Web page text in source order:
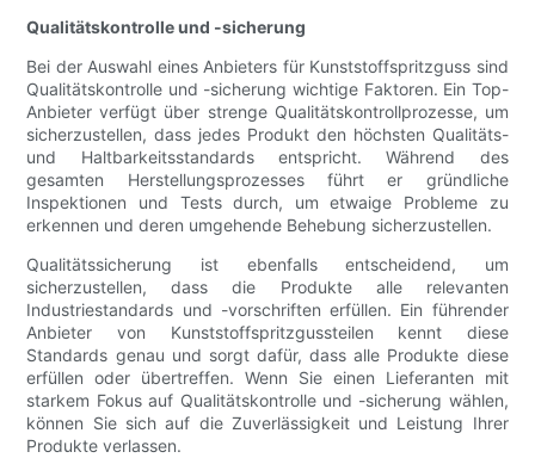
Qualitätskontrolle und -sicherung
Bei der Auswahl eines Anbieters für Kunststoffspritzguss sind
Qualitätskontrolle und -sicherung wichtige Faktoren. Ein Top-
Anbieter verfügt über strenge Qualitätskontrollprozesse, um
sicherzustellen, dass jedes Produkt den höchsten Qualitäts-
und Haltbarkeitsstandards entspricht. Während des
gesamten Herstellungsprozesses führt er gründliche
Inspektionen und Tests durch, um etwaige Probleme zu
erkennen und deren umgehende Behebung sicherzustellen.
Qualitätssicherung ist ebenfalls entscheidend, um
sicherzustellen, dass die Produkte alle relevanten
Industriestandards und -vorschriften erfüllen. Ein führender
Anbieter von Kunststoffspritzgussteilen kennt diese
Standards genau und sorgt dafür, dass alle Produkte diese
erfüllen oder übertreffen. Wenn Sie einen Lieferanten mit
starkem Fokus auf Qualitätskontrolle und -sicherung wählen,
können Sie sich auf die Zuverlässigkeit und Leistung Ihrer
Produkte verlassen.